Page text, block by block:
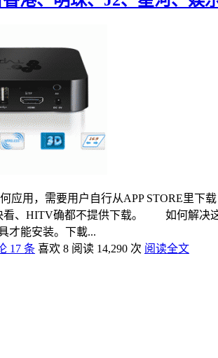
应用，需要用户自行从APP STORE里
看、HITV确都不提供下载。 如何解决
才能安装。下載...
17 条 喜欢 8 阅读 14,290 次 阅读全文